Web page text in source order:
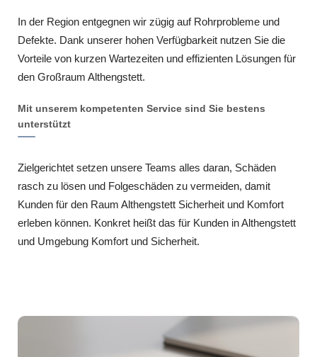
In der Region entgegnen wir zügig auf Rohrprobleme und
Defekte. Dank unserer hohen Verfügbarkeit nutzen Sie die
Vorteile von kurzen Wartezeiten und effizienten Lösungen für
den Großraum Althengstett.
Mit unserem kompetenten Service sind Sie bestens
unterstützt
Zielgerichtet setzen unsere Teams alles daran, Schäden
rasch zu lösen und Folgeschäden zu vermeiden, damit
Kunden für den Raum Althengstett Sicherheit und Komfort
erleben können. Konkret heißt das für Kunden in Althengstett
und Umgebung Komfort und Sicherheit.